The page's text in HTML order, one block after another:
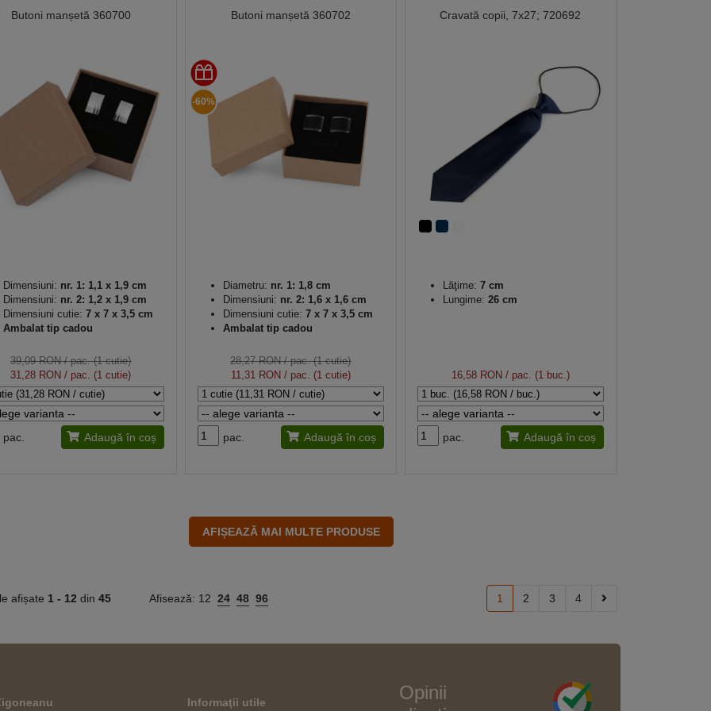
Butoni manșetă 360700
Dimensiuni: nr. 1: 1,1 x 1,9 cm
Dimensiuni: nr. 2: 1,2 x 1,9 cm
Dimensiuni cutie: 7 x 7 x 3,5 cm
Ambalat tip cadou
39,09 RON/ pac. (1 cutie)
31,28 RON / pac. (1 cutie)
pac. Adaugă în coș
Butoni manșetă 360702
-60%
Diametru: nr. 1: 1,8 cm
Dimensiuni: nr. 2: 1,6 x 1,6 cm
Dimensiuni cutie: 7 x 7 x 3,5 cm
Ambalat tip cadou
28,27 RON/ pac. (1 cutie)
11,31 RON / pac. (1 cutie)
pac. Adaugă în coș
Cravată copii, 7x27; 720692
Lăţime: 7 cm
Lungime: 26 cm
16,58 RON / pac. (1 buc.)
pac. Adaugă în coș
afișate 1 - 12 din 45 Afisează: 12 24 48 96 1 2 3 4
Informaţii utile
Opinii